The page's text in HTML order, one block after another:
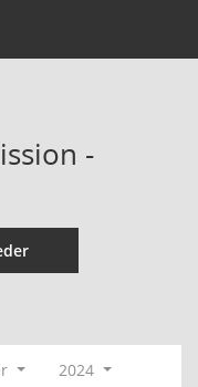
-
2024